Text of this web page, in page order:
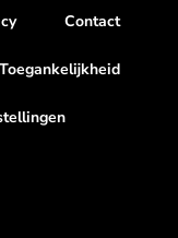
Contact
Toegankelijkheid